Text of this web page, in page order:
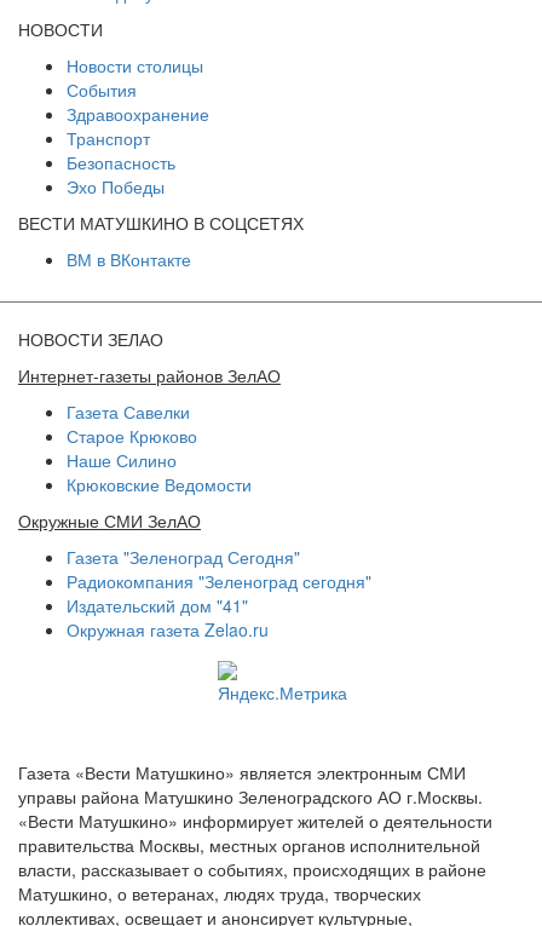
НОВОСТИ
Новости столицы
События
Здравоохранение
Транспорт
Безопасность
Эхо Победы
ВЕСТИ МАТУШКИНО В СОЦСЕТЯХ
ВМ в ВКонтакте
НОВОСТИ ЗЕЛАО
Интернет-газеты районов ЗелАО
Газета Савелки
Старое Крюково
Наше Силино
Крюковские Ведомости
Окружные СМИ ЗелАО
Газета "Зеленоград Сегодня"
Радиокомпания "Зеленоград сегодня"
Издательский дом "41"
Окружная газета Zelao.ru
Газета «Вести Матушкино» является электронным СМИ
управы района Матушкино Зеленоградского АО г.Москвы.
«Вести Матушкино» информирует жителей о деятельности
правительства Москвы, местных органов исполнительной
власти, рассказывает о событиях, происходящих в районе
Матушкино, о ветеранах, людях труда, творческих
коллективах, освещает и анонсирует культурные,